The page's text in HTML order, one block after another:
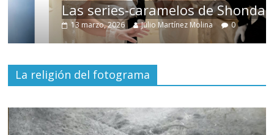
Las series-caramelos de Shondaland
13 marzo, 2026 Julio Martínez Molina 0
La religión del fotograma